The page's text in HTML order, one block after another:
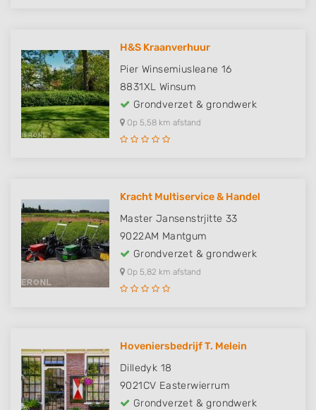
H&S Kraanverhuur
Pier Winsemiusleane 16
8831XL Winsum
Grondverzet & grondwerk
Op 5,58 km afstand
Kracht Multiservice & Handel
Master Jansenstrjitte 33
9022AM Mantgum
Grondverzet & grondwerk
Op 5,82 km afstand
Hoveniersbedrijf T. Melein
Dilledyk 18
9021CV Easterwierrum
Grondverzet & grondwerk